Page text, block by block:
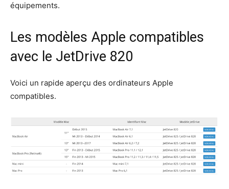
équipements.
Les modèles Apple compatibles
avec le JetDrive 820
Voici un rapide aperçu des ordinateurs Apple
compatibles.